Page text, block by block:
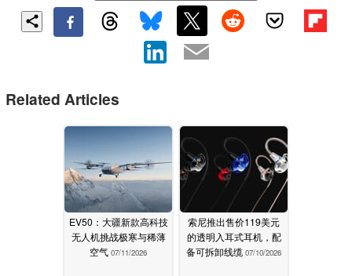
Related Articles
EV50：大疆新款高科技
无人机挑战极寒与稀薄
空气 07/11/2026
索尼推出售价119美元
的透明入耳式耳机，配
备可拆卸线缆 07/10/2026